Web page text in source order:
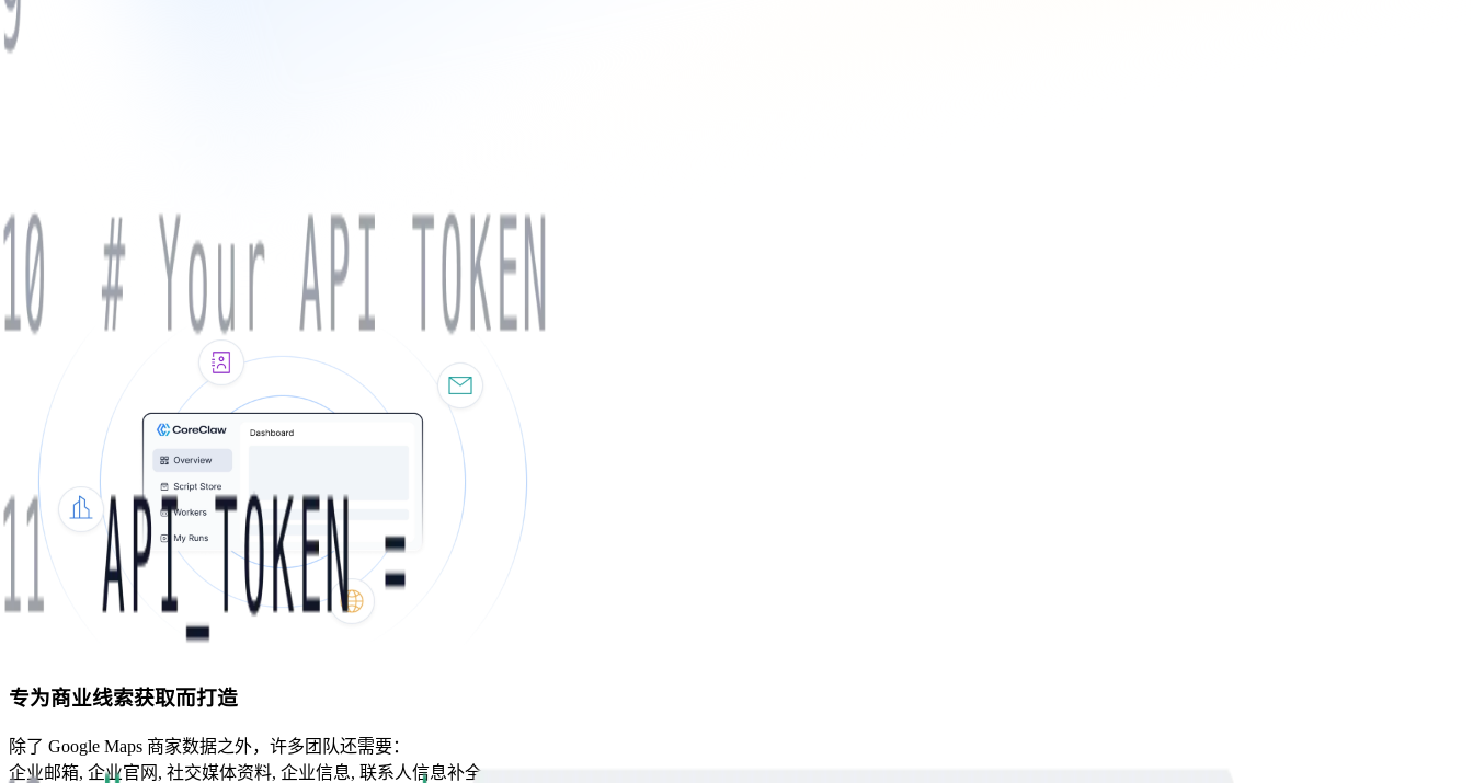
专为商业线索获取而打造
除了 Google Maps 商家数据之外，许多团队还需要：
企业邮箱, 企业官网, 社交媒体资料, 企业信息, 联系人信息补全